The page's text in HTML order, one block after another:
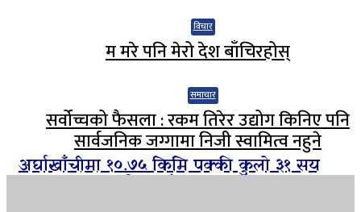
विचार
म मरे पनि मेरो देश बाँचिरहोस्
समाचार
सर्वोच्चको फैसला : रकम तिरेर उद्योग किनिए पनि
सार्वजनिक जग्गामा निजी स्वामित्व नहुने
अर्घाखाँचीमा १०.७५ किमि पक्की कुलो ३१ सय